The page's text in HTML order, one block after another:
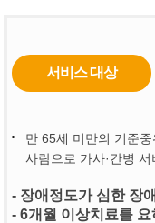
서비스 대상
만 65세 미만의 기준
사람으로 가사·간병
- 장애정도가 심한 장
- 6개월 이상치료를